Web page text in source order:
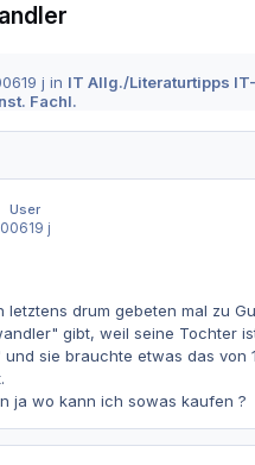
19 j in IT Allg./Literaturtipps IT-
Fachl.
User
19 j
letztens drum gebeten mal zu
gibt, weil seine Tochter
sie brauchte etwas das von
ja wo kann ich sowas kaufen ?